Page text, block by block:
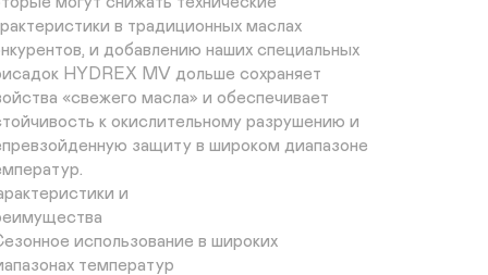
в традиционных маслах
и добавлению наших специальных
HYDREX MV дольше сохраняет
«свежего масла» и обеспечивает
к окислительному разрушению и
защиту в широком диапазоне
и
использование в широких
температур